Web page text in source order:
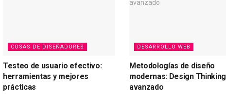
COSAS DE DISEÑADORES
Testeo de usuario efectivo:
herramientas y mejores
prácticas
DESARROLLO WEB
Metodologías de diseño
modernas: Design Thinking
avanzado